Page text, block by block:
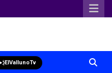
ElVallunoTv